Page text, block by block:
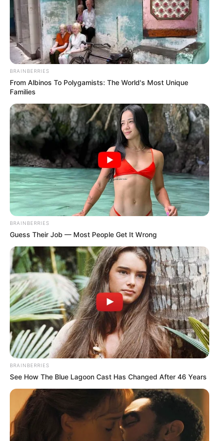
Δεν χρωστάμε σε κανέναν, αυτοί
χρωστούν σε εμάς τα πάντα
Τρίτη, 6 Σεπτεμβρίου 2022, 12:14
Δεν χρωστάμε σε κανέναν, αυτοί...
Η επιστήμη θα πρέπει να
ανήκει στους ανθρώπους και
ΓΙΑΤΙ ΑΠΟΦΑΣΗΣΑ ΝΑ
ΓΡΑΨΩ
ΠΟΙΟΣ ΣΚΟΤΩΣΕ ΤΟΝ
ΚΑΠΟΔΙΣΤΡΙΑ;;[Η δολοφονία
ήταν οι πραγματικοί...
κόλαφος στην επέτειο των
Email address:
BRAINBERRIES
From Albinos To Polygamists: The World's Most Unique
Families
BRAINBERRIES
Guess Their Job — Most People Get It Wrong
BRAINBERRIES
See How The Blue Lagoon Cast Has Changed After 46 Years